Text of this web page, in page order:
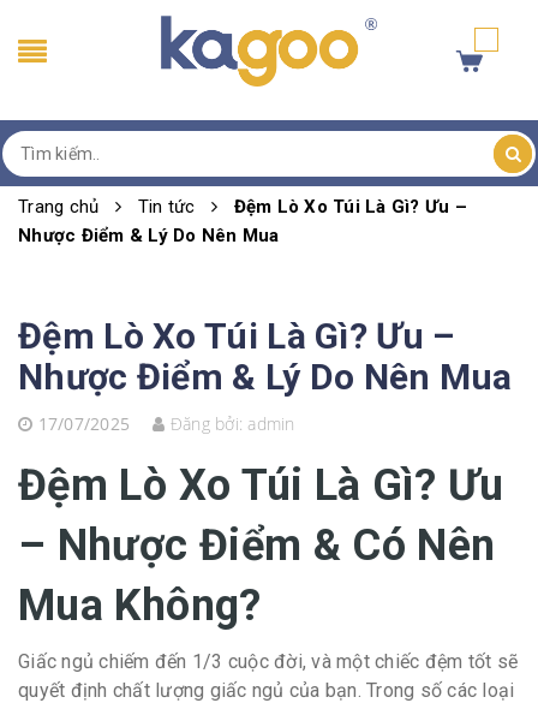
Trang chủ Tin tức
Đệm Lò Xo Túi Là Gì? Ưu –
Nhược Điểm & Lý Do Nên Mua
Đệm Lò Xo Túi Là Gì? Ưu –
Nhược Điểm & Lý Do Nên Mua
17/07/2025 Đăng bởi: admin
Đệm Lò Xo Túi Là Gì? Ưu
– Nhược Điểm & Có Nên
Mua Không?
Giấc ngủ chiếm đến 1/3 cuộc đời, và một chiếc đệm tốt sẽ
quyết định chất lượng giấc ngủ của bạn. Trong số các loại